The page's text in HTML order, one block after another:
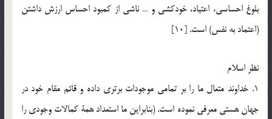
بلوغ احساسي، اعتياد، خودكشي و … ناشي از كمبود احساس ارزش داشتن
(اعتماد به نفس) است. [10]
نظر اسلام
1. خداوند متعال ما را بر تمامي موجودات برتري داده و قائم مقام خود در
جهان هستي معرفي نموده است. (بنابراين ما استعداد همة كمالات وجودي را